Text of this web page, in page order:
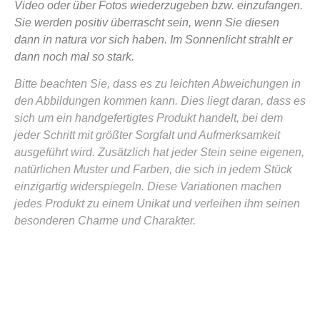
Video oder über Fotos wiederzugeben bzw. einzufangen.
Sie werden positiv überrascht sein, wenn Sie diesen
dann in natura vor sich haben. Im Sonnenlicht strahlt er
dann noch mal so stark.
Bitte beachten Sie, dass es zu leichten Abweichungen in
den Abbildungen kommen kann. Dies liegt daran, dass es
sich um ein handgefertigtes Produkt handelt, bei dem
jeder Schritt mit größter Sorgfalt und Aufmerksamkeit
ausgeführt wird. Zusätzlich hat jeder Stein seine eigenen,
natürlichen Muster und Farben, die sich in jedem Stück
einzigartig widerspiegeln. Diese Variationen machen
jedes Produkt zu einem Unikat und verleihen ihm seinen
besonderen Charme und Charakter.